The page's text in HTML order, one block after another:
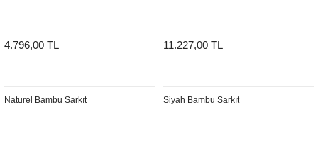
4.796,00 TL 11.227,00 TL
Naturel Bambu Sarkıt Siyah Bambu Sarkıt